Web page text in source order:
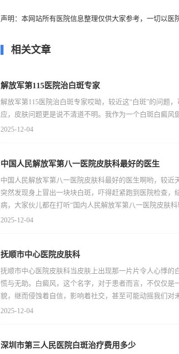
声明：本网站所有医院信息整理仅供大家参考，一切以医
相关文章
解放军第115医院治白斑专家
解放军第115医院治白斑专家哎呦，较近这“白斑”的问题
应，皮肤问题更是说不清道不明。我作为一个白斑白癜
2025-12-04
中国人民解放军第八一医院皮肤科最好的医生
中国人民解放军第八一医院皮肤科最好的医生啊哟，较
突然发现身上冒出一块块白斑，吓得赶紧跑到医院检查
病，大家伙儿都在打听“国内人民解放军第八一医院皮肤
2025-12-04
抚顺市中心医院皮肤科
抚顺市中心医院皮肤科当皮肤上出现那一片片令人心悸
慌与无助。白癜风，这个名字，对于患者而言，不仅仅
貌，继而侵蚀着自信，影响着社交，甚至可能动摇我们对
2025-12-04
深圳市第三人民医院白斑治疗费用多少